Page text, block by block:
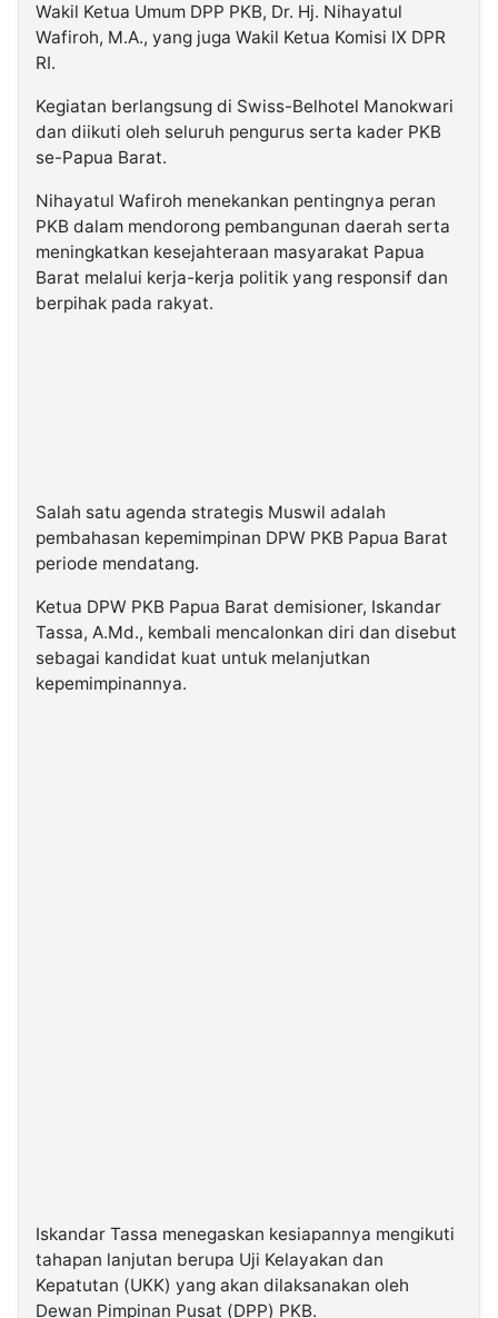
Wakil Ketua Umum DPP PKB, Dr. Hj. Nihayatul
Wafiroh, M.A., yang juga Wakil Ketua Komisi IX DPR
RI.
Kegiatan berlangsung di Swiss-Belhotel Manokwari
dan diikuti oleh seluruh pengurus serta kader PKB
se-Papua Barat.
Nihayatul Wafiroh menekankan pentingnya peran
PKB dalam mendorong pembangunan daerah serta
meningkatkan kesejahteraan masyarakat Papua
Barat melalui kerja-kerja politik yang responsif dan
berpihak pada rakyat.
Salah satu agenda strategis Muswil adalah
pembahasan kepemimpinan DPW PKB Papua Barat
periode mendatang.
Ketua DPW PKB Papua Barat demisioner, Iskandar
Tassa, A.Md., kembali mencalonkan diri dan disebut
sebagai kandidat kuat untuk melanjutkan
kepemimpinannya.
Iskandar Tassa menegaskan kesiapannya mengikuti
tahapan lanjutan berupa Uji Kelayakan dan
Kepatutan (UKK) yang akan dilaksanakan oleh
Dewan Pimpinan Pusat (DPP) PKB.